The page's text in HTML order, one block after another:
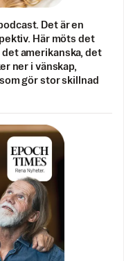
Det är en
Här möts det
amerikanska, det
ner i vänskap,
gör stor skillnad